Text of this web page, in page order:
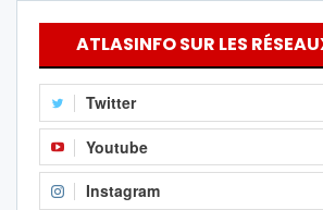
ATLASINFO SUR LES
Twitter
Youtube
Instagram